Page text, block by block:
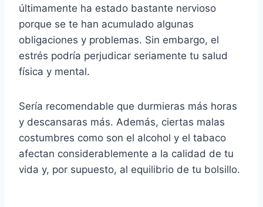
últimamente ha estado bastante nervioso
porque se te han acumulado algunas
obligaciones y problemas. Sin embargo, el
estrés podría perjudicar seriamente tu salud
física y mental.
Sería recomendable que durmieras más horas
y descansaras más. Además, ciertas malas
costumbres como son el alcohol y el tabaco
afectan considerablemente a la calidad de tu
vida y, por supuesto, al equilibrio de tu bolsillo.